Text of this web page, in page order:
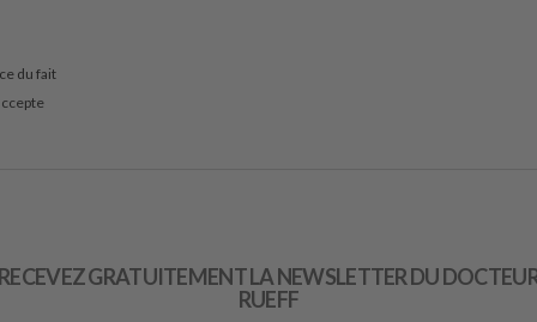
GRATUITEMENT LA NEWSLETTER DU
RUEFF